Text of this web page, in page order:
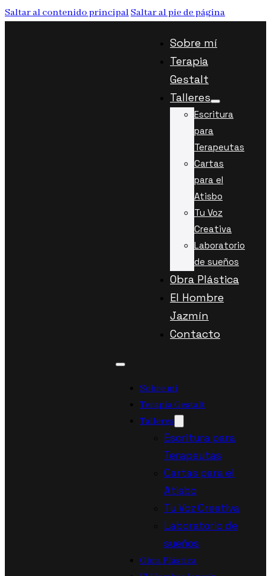
Saltar al contenido principalSaltar al pie de página
Sobre mí
Terapia
Gestalt
Talleres
Escritura
para
Terapeutas
Cartas
para el
Atisbo
Tu Voz
Creativa
Laboratorio
de sueños
Obra Plástica
El Hombre
Jazmín
Contacto
Sobre mí
Terapia Gestalt
Talleres
Escritura para
Terapeutas
Cartas para el
Atisbo
Tu Voz Creativa
Laboratorio de
sueños
Obra Plástica